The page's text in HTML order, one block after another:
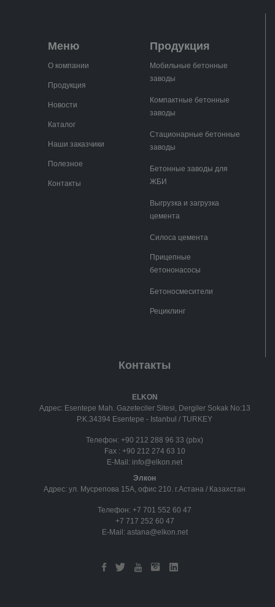
Меню
О компании
Продукция
Новости
Каталог
Наши заказчики
Полезное
Контакты
Продукция
Мобильные бетонные
заводы
Компактные бетонные
заводы
Стационарные бетонные
заводы
Бетонные заводы для
ЖБИ
Выгрузка и загрузка
цемента
Силоса цемента
Прицепные
бетононасосы
Бетоносмесители
Рециклинг
Контакты
ELKON
Адрес: Esentepe Mah. Gazeteciler Sitesi, Dergiler Sokak No:13
P.K.34394 Esentepe - Istanbul / TURKEY
Телефон: +90 212 288 96 33 (pbx)
Fax : +90 212 274 63 10
E-Mail: info@elkon.net
Элкон
Адрес: ул. Мусрепова 15А, офис 210. г.Астана / Казахстан
Телефон: +7 701 552 60 47
+7 717 252 60 47
E-Mail: astana@elkon.net